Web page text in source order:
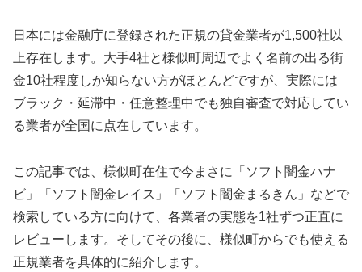
日本には金融庁に登録された正規の貸金業者が1,500社以
上存在します。大手4社と様似町周辺でよく名前の出る街
金10社程度しか知らない方がほとんどですが、実際には
ブラック・延滞中・任意整理中でも独自審査で対応してい
る業者が全国に点在しています。
この記事では、様似町在住で今まさに「ソフト闇金ハナ
ビ」「ソフト闇金レイス」「ソフト闇金まるきん」などで
検索している方に向けて、各業者の実態を1社ずつ正直に
レビューします。そしてその後に、様似町からでも使える
正規業者を具体的に紹介します。